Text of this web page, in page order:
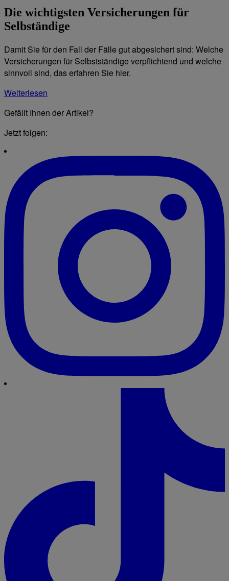
Die wichtigsten Versicherungen für
Selbständige
Damit Sie für den Fall der Fälle gut abgesichert sind: Welche
Versicherungen für Selbstständige verpflichtend und welche
sinnvoll sind, das erfahren Sie hier.
Weiterlesen
Gefällt Ihnen der Artikel?
Jetzt folgen: